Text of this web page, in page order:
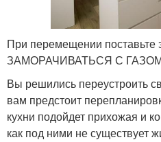
При перемещении
ЗАМОРАЧИВАТЬСЯ С
Вы решились переустроить
вам предстоит
кухни подойдет прихожая и
как под ними не существует